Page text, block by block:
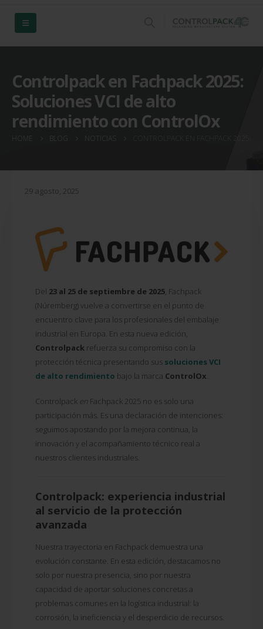
Controlpack en Fachpack 2025:
Soluciones VCI de alto
rendimiento con ControlOx
HOME BLOG NOTICIAS
29 agosto, 2025
Del 23 al 25 de septiembre de 2025, Fachpack
(Núremberg) vuelve a convertirse en el punto de
encuentro clave para los profesionales del embalaje
industrial en Europa. En esta nueva edición,
Controlpack refuerza su compromiso con la
protección técnica presentando sus soluciones VCI
de alto rendimiento bajo la marca ControlOx.
Controlpack en Fachpack 2025 no es solo una
participación más. Es una declaración de intenciones:
seguimos apostando por la mejora continua, la
innovación y el acompañamiento técnico real a
nuestros clientes industriales.
Controlpack: experiencia industrial
al servicio de la protección
avanzada
Nuestra trayectoria en Fachpack demuestra una
evolución constante. En esta edición, destacamos no
solo por nuestra presencia, sino por nuestra
capacidad de aportar soluciones concretas a
problemas comunes en la logística industrial: la
corrosión, la ineficiencia y el desperdicio de recursos.